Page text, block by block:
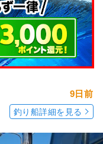
9日前
釣り船詳細を見る